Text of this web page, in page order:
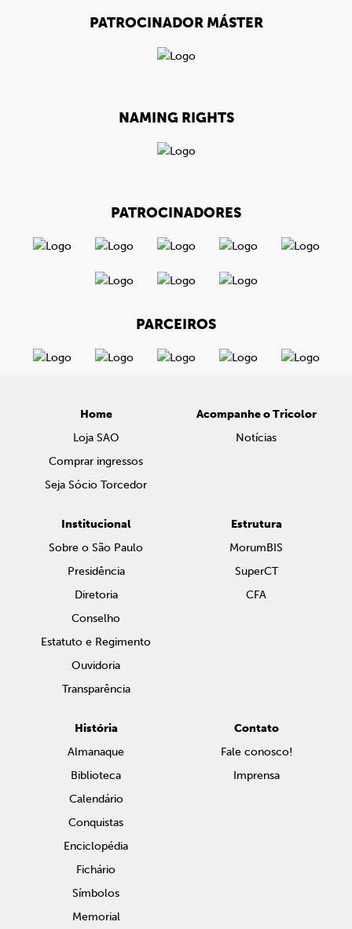
PATROCINADOR MÁSTER
NAMING RIGHTS
PATROCINADORES
PARCEIROS
Home
Loja SAO
Comprar ingressos
Seja Sócio Torcedor
Acompanhe o Tricolor
Notícias
Institucional
Sobre o São Paulo
Presidência
Diretoria
Conselho
Estatuto e Regimento
Ouvidoria
Transparência
Estrutura
MorumBIS
SuperCT
CFA
História
Almanaque
Biblioteca
Calendário
Conquistas
Enciclopédia
Fichário
Símbolos
Memorial
Contato
Fale conosco!
Imprensa